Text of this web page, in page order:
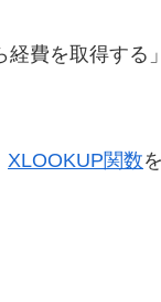
費を取得す
XLOOKUP関数